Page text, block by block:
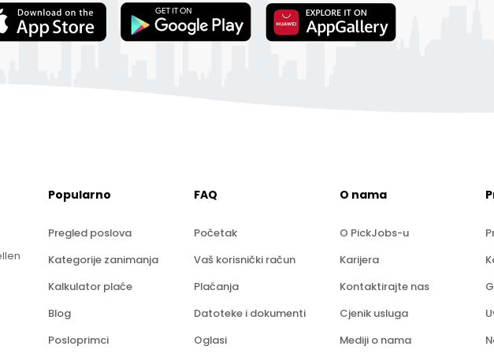
Popularno
Pregled poslova
Kategorije zanimanja
Kalkulator plaće
Blog
Posloprimci
FAQ
Početak
Vaš korisnički račun
Plaćanja
Datoteke i dokumenti
Oglasi
O nama
O PickJobs-u
Karijera
Kontaktirajte nas
Cjenik usluga
Mediji o nama